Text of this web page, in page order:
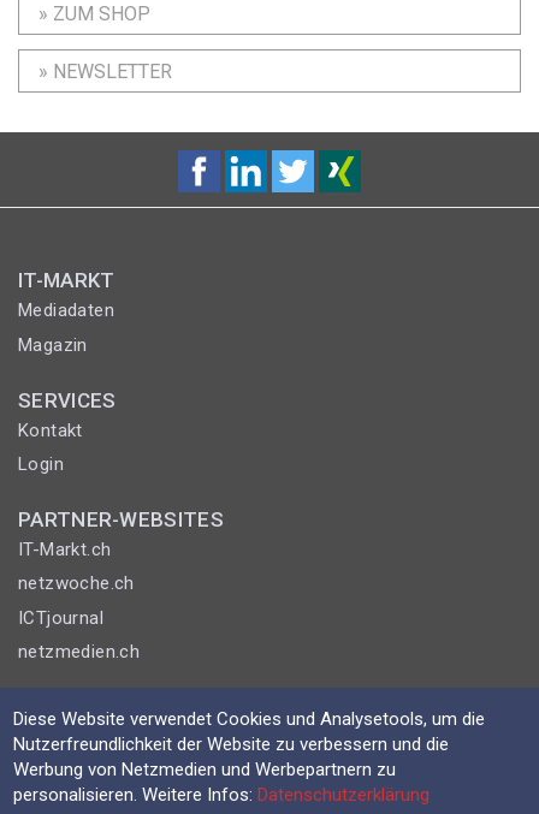
» ZUM SHOP
» NEWSLETTER
IT-MARKT
Mediadaten
Magazin
SERVICES
Kontakt
Login
PARTNER-WEBSITES
IT-Markt.ch
netzwoche.ch
ICTjournal
netzmedien.ch
© NETZMEDIEN AG 2026
Impressum
AGB
Nutzungsbestimmungen
Diese Website verwendet Cookies und Analysetools, um die
Nutzerfreundlichkeit der Website zu verbessern und die
Werbung von Netzmedien und Werbepartnern zu
personalisieren. Weitere Infos:Datenschutzerklärung